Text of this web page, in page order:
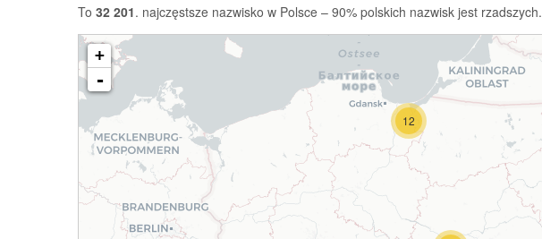
To 32 201. najczęstsze nazwisko w Polsce – 90% polskich nazwisk jest rzadszych.
12
+
-